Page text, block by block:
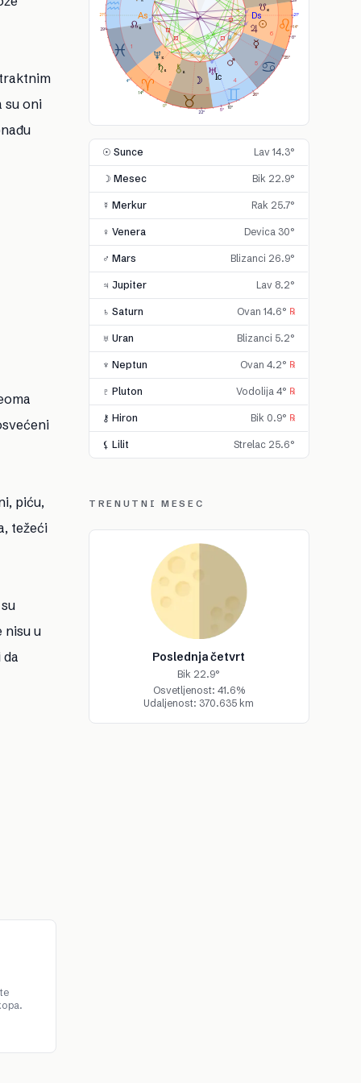
su oni
piću,
težeći
nisu u
1
2
3
4
5
6
14°
22°
25°
26°
8°
14°
5°
4°
29°
0°
21° 21°
10°
☉ Sunce Lav 14.3°
☽ Mesec Bik 22.9°
☿ Merkur Rak 25.7°
♀ Venera Devica 30°
♂ Mars Blizanci 26.9°
♃ Jupiter Lav 8.2°
♄ Saturn Ovan 14.6° ℞
♅ Uran Blizanci 5.2°
♆ Neptun Ovan 4.2° ℞
♇ Pluton Vodolija 4° ℞
⚷ Hiron Bik 0.9° ℞
⚸ Lilit Strelac 25.6°
TRENUTNI MESEC
Poslednja četvrt
Bik 22.9°
Osvetljenost: 41.6%
Udaljenost: 370.635 km